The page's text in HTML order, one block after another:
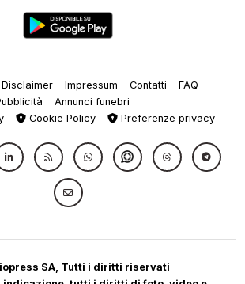
Disclaimer Impressum Contatti
FAQ
Annunci funebri
Cookie Policy Preferenze privacy
SA, Tutti i diritti riservati